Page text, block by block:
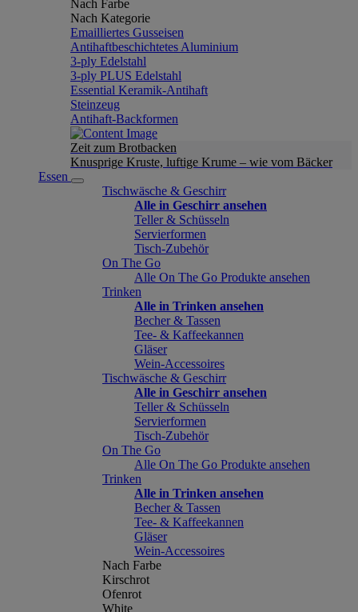
Nach Farbe
Nach Kategorie
Emailliertes Gusseisen
Antihaftbeschichtetes Aluminium
3-ply Edelstahl
3-ply PLUS Edelstahl
Essential Keramik-Antihaft
Steinzeug
Antihaft-Backformen
Zeit zum Brotbacken
Knusprige Kruste, luftige Krume – wie vom Bäcker
Essen
Tischwäsche & Geschirr
Alle in Geschirr ansehen
Teller & Schüsseln
Servierformen
Tisch-Zubehör
On The Go
Alle On The Go Produkte ansehen
Trinken
Alle in Trinken ansehen
Becher & Tassen
Tee- & Kaffeekannen
Gläser
Wein-Accessoires
Tischwäsche & Geschirr
Alle in Geschirr ansehen
Teller & Schüsseln
Servierformen
Tisch-Zubehör
On The Go
Alle On The Go Produkte ansehen
Trinken
Alle in Trinken ansehen
Becher & Tassen
Tee- & Kaffeekannen
Gläser
Wein-Accessoires
Nach Farbe
Kirschrot
Ofenrot
White